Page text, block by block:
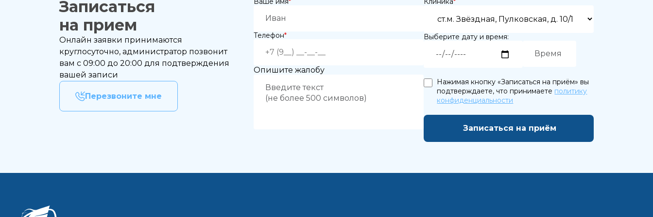
Выберите врача:
Дата и время приёма:
Нажимая кнопку «Записаться на приём» вы подтверждаете, что принимаете
политику конфиденциальности
Записаться
на прием
Онлайн заявки принимаются
круглосуточно, администратор позвонит
вам с 09:00 до 20:00 для подтверждения
вашей записи
Перезвоните мне
Телефон*
Опишите жалобу
Выберите дату и время:
Нажимая кнопку «Записаться на приём» вы
подтверждаете, что принимаете политику
конфиденциальности